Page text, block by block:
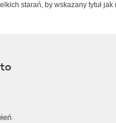
starań, by wskazany tytuł